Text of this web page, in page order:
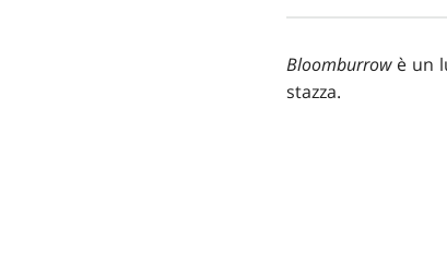
Bloomburrowè un
stazza.